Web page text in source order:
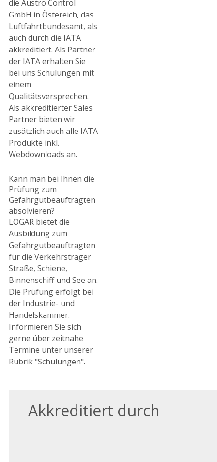
die Austro Control
GmbH in Östereich, das
Luftfahrtbundesamt, als
auch durch die IATA
akkreditiert. Als Partner
der IATA erhalten Sie
bei uns Schulungen mit
einem
Qualitätsversprechen.
Als akkreditierter Sales
Partner bieten wir
zusätzlich auch alle IATA
Produkte inkl.
Webdownloads an.
Kann man bei Ihnen die
Prüfung zum
Gefahrgutbeauftragten
absolvieren?
LOGAR bietet die
Ausbildung zum
Gefahrgutbeauftragten
für die Verkehrsträger
Straße, Schiene,
Binnenschiff und See an.
Die Prüfung erfolgt bei
der Industrie- und
Handelskammer.
Informieren Sie sich
gerne über zeitnahe
Termine unter unserer
Rubrik "Schulungen".
Akkreditiert durch